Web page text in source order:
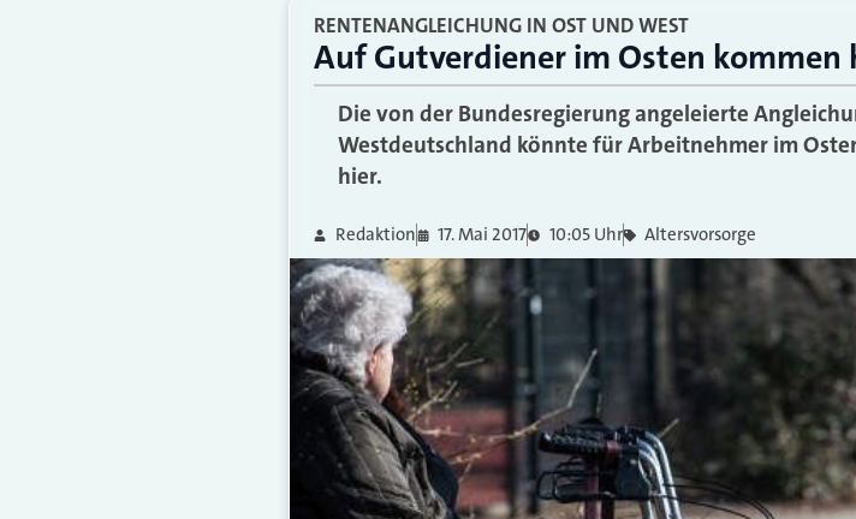
RENTENANGLEICHUNG IN OST UND WEST
Auf Gutverdiener im Osten kommen
Die von der Bundesregierung angeleierte
Westdeutschland könnte für Arbeitnehmer im
hier.
Redaktion 17. Mai 2017 10:05 Uhr Altersvorsorge